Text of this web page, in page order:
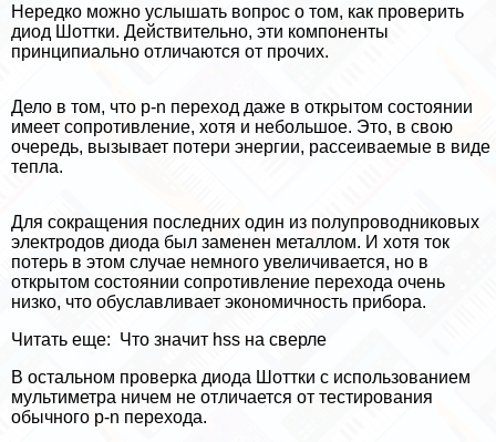
Нередко можно услышать вопрос о том, как проверить
диод Шоттки. Действительно, эти компоненты
принципиально отличаются от прочих.
Дело в том, что p-n переход даже в открытом состоянии
имеет сопротивление, хотя и небольшое. Это, в свою
очередь, вызывает потери энергии, рассеиваемые в виде
тепла.
Для сокращения последних один из полупроводниковых
электродов диода был заменен металлом. И хотя ток
потерь в этом случае немного увеличивается, но в
открытом состоянии сопротивление перехода очень
низко, что обуславливает экономичность прибора.
Читать еще: Что значит hss на сверле
В остальном проверка диода Шоттки с использованием
мультиметра ничем не отличается от тестирования
обычного p-n перехода.